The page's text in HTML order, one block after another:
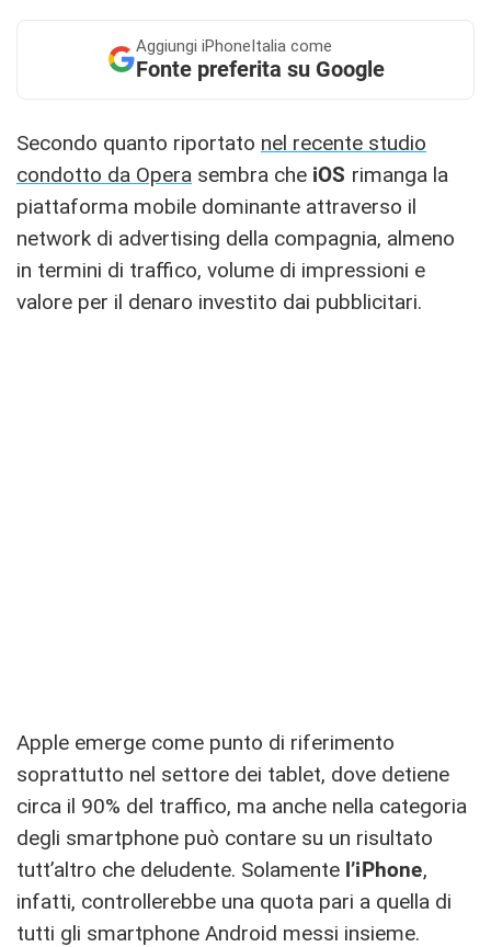
Aggiungi iPhoneItalia come
Fonte preferita su Google
Secondo quanto riportato nel recente studio
condotto da Opera sembra che iOS rimanga la
piattaforma mobile dominante attraverso il
network di advertising della compagnia, almeno
in termini di traffico, volume di impressioni e
valore per il denaro investito dai pubblicitari.
Apple emerge come punto di riferimento
soprattutto nel settore dei tablet, dove detiene
circa il 90% del traffico, ma anche nella categoria
degli smartphone può contare su un risultato
tutt’altro che deludente. Solamente l’iPhone,
infatti, controllerebbe una quota pari a quella di
tutti gli smartphone Android messi insieme.